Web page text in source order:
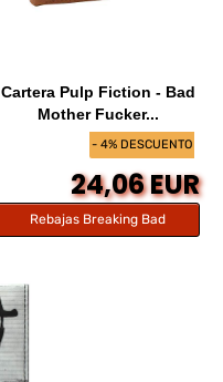
- 4% DESCUENTO
Cartera Pulp Fiction - Bad
Mother Fucker...
24,06 EUR
Rebajas Breaking Bad